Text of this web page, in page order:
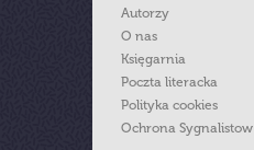
Autorzy
O nas
Księgarnia
Poczta literacka
Polityka cookies
Ochrona Sygnalistow